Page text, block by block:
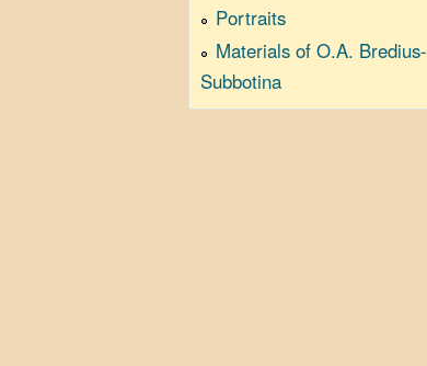
Portraits
Materials of O.A. Bredius-
Subbotina